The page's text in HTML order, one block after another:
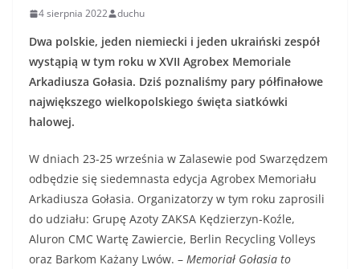
4 sierpnia 2022 duchu
Dwa polskie, jeden niemiecki i jeden ukraiński zespół
wystąpią w tym roku w XVII Agrobex Memoriale
Arkadiusza Gołasia. Dziś poznaliśmy pary półfinałowe
największego wielkopolskiego święta siatkówki
halowej.
W dniach 23-25 września w Zalasewie pod Swarzędzem
odbędzie się siedemnasta edycja Agrobex Memoriału
Arkadiusza Gołasia. Organizatorzy w tym roku zaprosili
do udziału: Grupę Azoty ZAKSA Kędzierzyn-Koźle,
Aluron CMC Wartę Zawiercie, Berlin Recycling Volleys
oraz Barkom Każany Lwów. – Memoriał Gołasia to